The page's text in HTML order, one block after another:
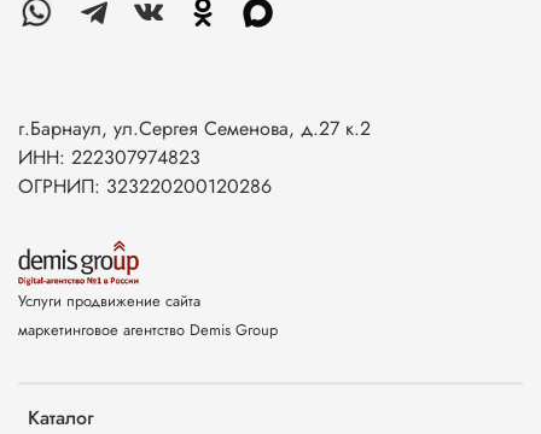
Каталог
г.Барнаул, ул.Сергея Семенова, д.27 к.2
ИНН: 222307974823
ОГРНИП: 323220200120286
Услуги продвижение сайта
маркетинговое агентство Demis Group